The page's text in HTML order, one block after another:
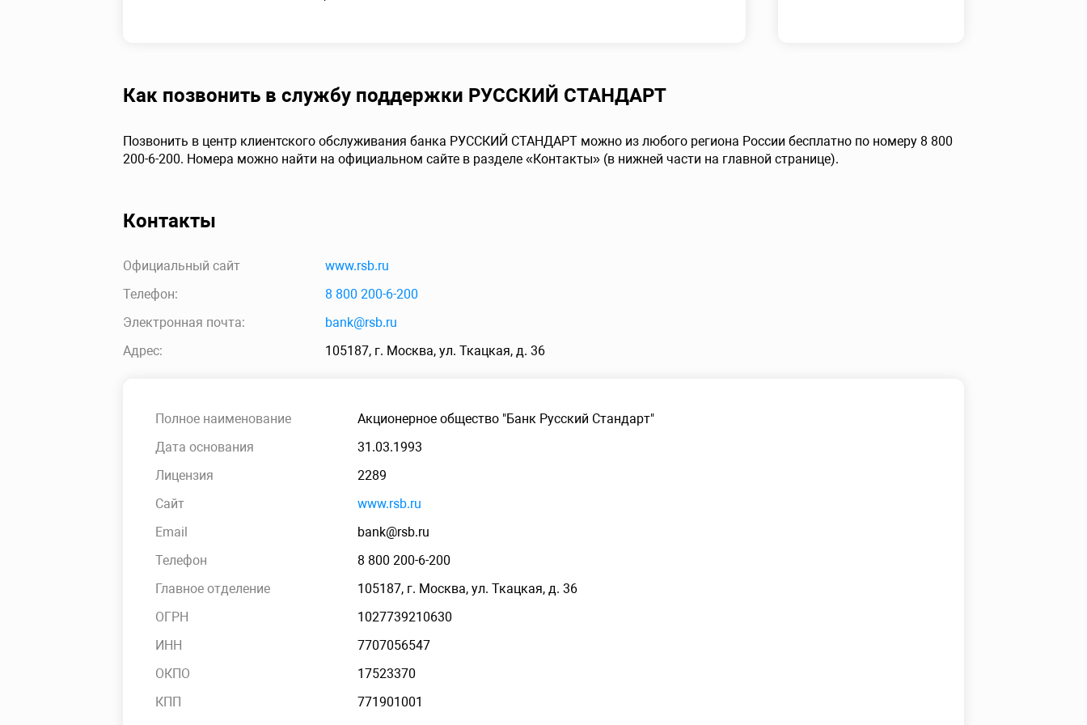
Как позвонить в службу поддержки РУССКИЙ СТАНДАРТ
Позвонить в центр клиентского обслуживания банка РУССКИЙ СТАНДАРТ можно из любого региона России бесплатно по номеру 8 800
200-6-200. Номера можно найти на официальном сайте в разделе «Контакты» (в нижней части на главной странице).
Контакты
Официальный сайт
www.rsb.ru
Телефон:
8 800 200-6-200
Электронная почта:
bank@rsb.ru
Адрес:
105187, г. Москва, ул. Ткацкая, д. 36
Полное наименование
Акционерное общество "Банк Русский Стандарт"
Дата основания
31.03.1993
Лицензия
2289
Сайт
www.rsb.ru
Email
bank@rsb.ru
Телефон
8 800 200-6-200
Главное отделение
105187, г. Москва, ул. Ткацкая, д. 36
ОГРН
1027739210630
ИНН
7707056547
ОКПО
17523370
КПП
771901001